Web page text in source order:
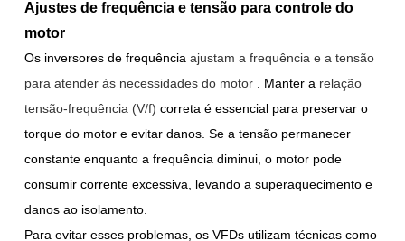
Ajustes de frequência e tensão para controle do
motor
Os inversores de frequência ajustam a frequência e a tensão
para atender às necessidades do motor
. Manter a relação
tensão-frequência (V/f) corretaé essencial para preservar o
torque do motor e evitar danos. Se a tensão permanecer
constante enquanto a frequência diminui, o motor pode
consumir corrente excessiva, levando a superaquecimento e
danos ao isolamento.
Para evitar esses problemas, os VFDs utilizam técnicas como